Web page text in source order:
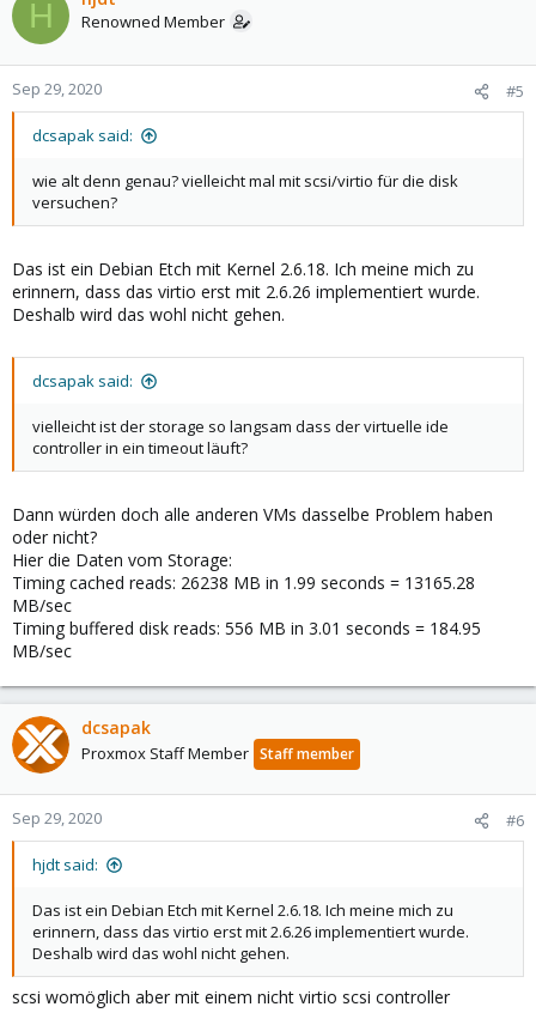
H Renowned Member
Sep 29, 2020 #5
dcsapak said:
wie alt denn genau? vielleicht mal mit scsi/virtio für die disk
versuchen?
Das ist ein Debian Etch mit Kernel 2.6.18. Ich meine mich zu
erinnern, dass das virtio erst mit 2.6.26 implementiert wurde.
Deshalb wird das wohl nicht gehen.
dcsapak said:
vielleicht ist der storage so langsam dass der virtuelle ide
controller in ein timeout läuft?
Dann würden doch alle anderen VMs dasselbe Problem haben
oder nicht?
Hier die Daten vom Storage:
Timing cached reads: 26238 MB in 1.99 seconds = 13165.28
MB/sec
Timing buffered disk reads: 556 MB in 3.01 seconds = 184.95
MB/sec
dcsapak
Proxmox Staff Member Staff member
Sep 29, 2020 #6
hjdt said:
Das ist ein Debian Etch mit Kernel 2.6.18. Ich meine mich zu
erinnern, dass das virtio erst mit 2.6.26 implementiert wurde.
Deshalb wird das wohl nicht gehen.
scsi womöglich aber mit einem nicht virtio scsi controller